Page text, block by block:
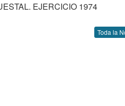
EJERCICIO 1974
Toda la